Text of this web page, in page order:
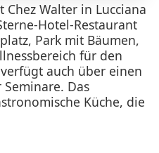
Walter in Lucciana
Hotel-Restaurant
Park mit Bäumen,
für den
auch über einen
Das
Küche, die